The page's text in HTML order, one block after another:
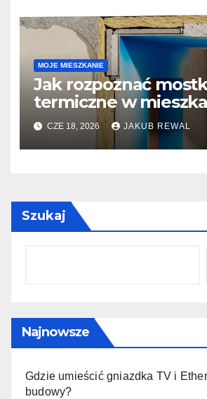
MOJE MIESZKANIE
Jak rozpoznać
termiczne w
zgłosić problem
CZE 18, 2026 JAKUB REWAL
Szukaj
Najnowsze
Gdzie umieścić gniazdka TV i
budowy?